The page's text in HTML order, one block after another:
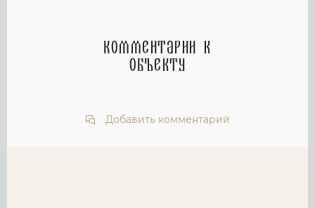
Комментарии к
объекту
Добавить комментарий